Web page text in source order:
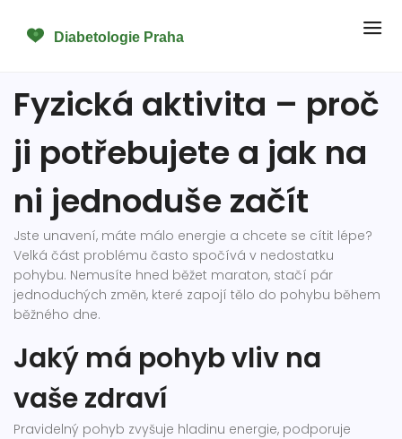
Fyzická aktivita – proč
ji potřebujete a jak na
ni jednoduše začít
Jste unavení, máte málo energie a chcete se cítit lépe?
Velká část problému často spočívá v nedostatku
pohybu. Nemusíte hned běžet maraton, stačí pár
jednoduchých změn, které zapojí tělo do pohybu během
běžného dne.
Jaký má pohyb vliv na
vaše zdraví
Pravidelný pohyb zvyšuje hladinu energie, podporuje